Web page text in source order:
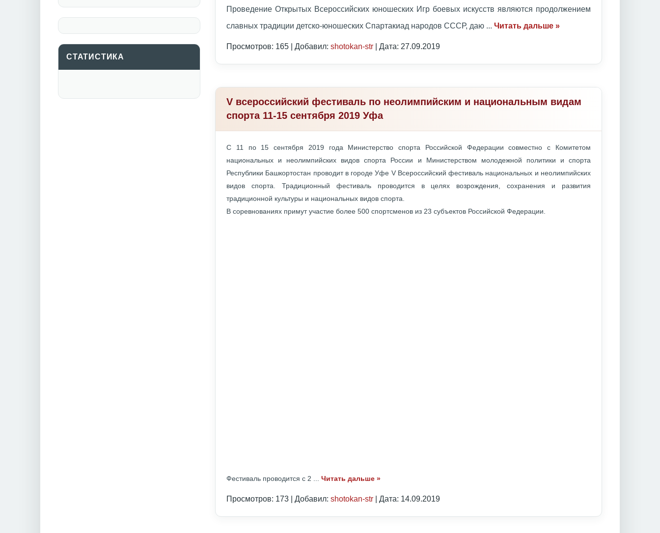
СТАТИСТИКА
Проведение Открытых Всероссийских юношеских Игр боевых искусств являются продолжением
славных традиции детско-юношеских Спартакиад народов СССР, даю ... Читать дальше »
Просмотров: 165 | Добавил: shotokan-str | Дата: 27.09.2019
V всероссийский фестиваль по неолимпийским и национальным видам
спорта 11-15 сентября 2019 Уфа
С 11 по 15 сентября 2019 года Министерство спорта Российской Федерации совместно с Комитетом
национальных и неолимпийских видов спорта России и Министерством молодежной политики и спорта
Республики Башкортостан проводит в городе Уфе V Всероссийский фестиваль национальных и неолимпийских
видов спорта. Традиционный фестиваль проводится в целях возрождения, сохранения и развития
традиционной культуры и национальных видов спорта.
В соревнованиях примут участие более 500 спортсменов из 23 субъектов Российской Федерации.
Фестиваль проводится с 2 Читать дальше »
Просмотров: 173 | Добавил: shotokan-str | Дата: 14.09.2019